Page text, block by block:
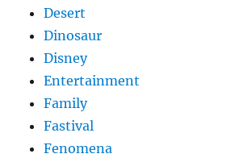
Desert
Dinosaur
Disney
Entertainment
Family
Fastival
Fenomena